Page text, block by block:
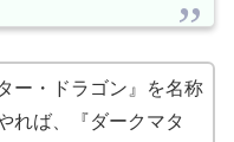
ー・ドラゴン』を名称
れば、『ダークマタ